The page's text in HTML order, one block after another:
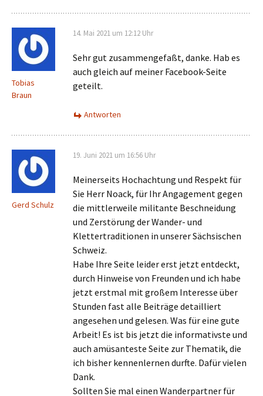
Tobias
Braun
14. Mai 2021 um 12:12 Uhr
Sehr gut zusammengefaßt, danke. Hab es
auch gleich auf meiner Facebook-Seite
geteilt.
Antworten
Gerd Schulz
19. Juni 2021 um 16:56 Uhr
Meinerseits Hochachtung und Respekt für
Sie Herr Noack, für Ihr Angagement gegen
die mittlerweile militante Beschneidung
und Zerstörung der Wander- und
Klettertraditionen in unserer Sächsischen
Schweiz.
Habe Ihre Seite leider erst jetzt entdeckt,
durch Hinweise von Freunden und ich habe
jetzt erstmal mit großem Interesse über
Stunden fast alle Beiträge detailliert
angesehen und gelesen. Was für eine gute
Arbeit! Es ist bis jetzt die informativste und
auch amüsanteste Seite zur Thematik, die
ich bisher kennenlernen durfte. Dafür vielen
Dank.
Sollten Sie mal einen Wanderpartner für